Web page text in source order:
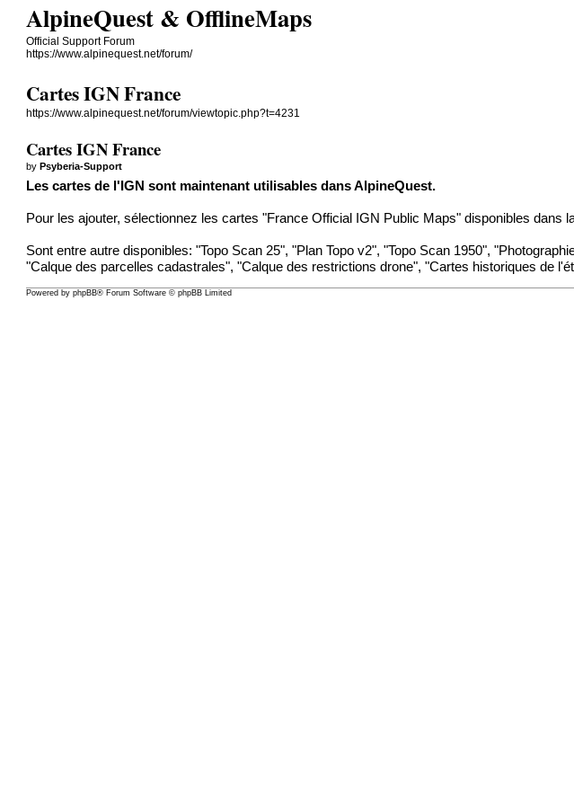
AlpineQuest & OfflineMaps
Official Support Forum
https://www.alpinequest.net/forum/
Cartes IGN France
https://www.alpinequest.net/forum/viewtopic.php?t=4231
Cartes IGN France
byPsyberia-Support
Les cartes de l'IGN sont maintenant utilisables dans AlpineQuest.
Pour les ajouter, sélectionnez les cartes "France Official IGN Public Maps" disponiblesdans
Sont entre autre disponibles: "Topo Scan 25", "Plan Topo v2", "Topo Scan 1950",
"Calque des parcelles cadastrales", "Calque des restrictions drone", "Cartes historiques de
Powered byphpBB® Forum Software © phpBB Limited